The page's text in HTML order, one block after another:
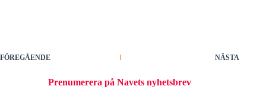
g
FÖREGÅENDE NÄSTA
Prenumerera på Navets nyhetsbrev